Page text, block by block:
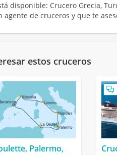
disponible: Crucero Grecia,
de cruceros y que te
estos cruceros
Palermo,